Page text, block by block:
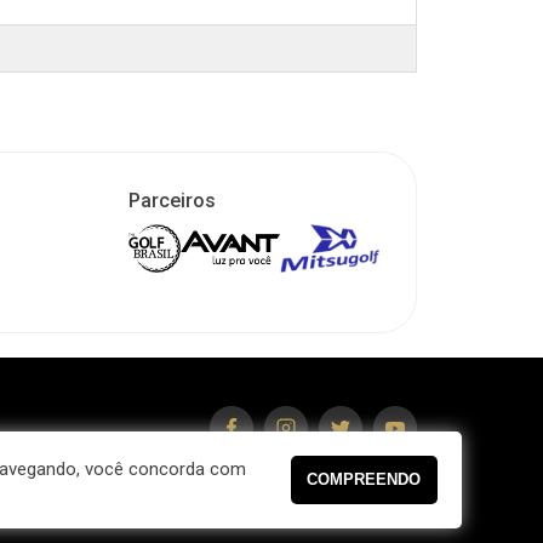
Parceiros
você concorda com